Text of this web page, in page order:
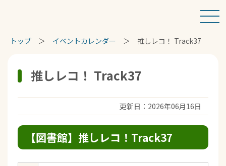
トップ イベントカレンダー 推しレコ！ Track37
推しレコ！ Track37
更新日：2026年06月16日
【図書館】推しレコ！Track37